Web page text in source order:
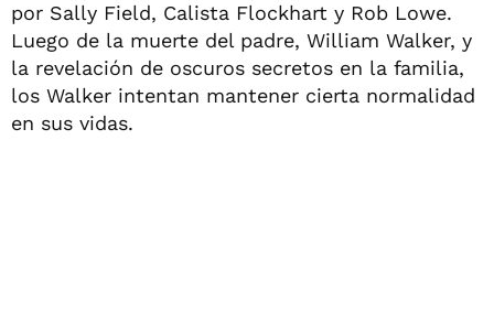
por Sally Field, Calista Flockhart y Rob Lowe.
Luego de la muerte del padre, William Walker, y
la revelación de oscuros secretos en la familia,
los Walker intentan mantener cierta normalidad
en sus vidas.